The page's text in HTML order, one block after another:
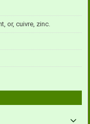
or, cuivre, zinc.